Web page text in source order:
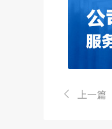
上一篇